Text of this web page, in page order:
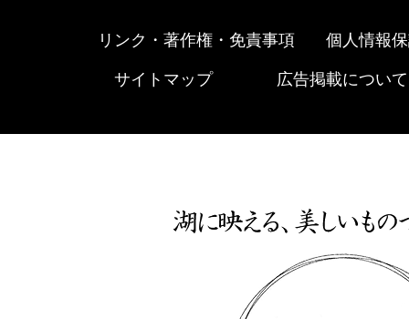
リンク・著作権・免責事項 個人情報
サイトマップ 広告掲載について